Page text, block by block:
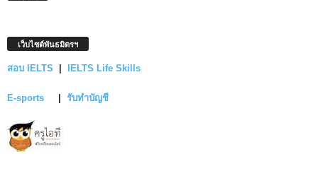
เว็บไซต์พันธมิตรฯ
สอบ IELTS IELTS Life Skills
E-sports รับทำบัญชี